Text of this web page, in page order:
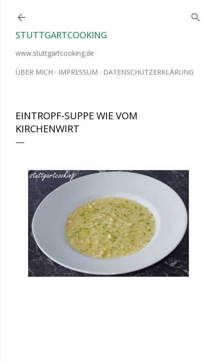
STUTTGARTCOOKING
www.stuttgartcooking.de
ÜBER MICH IMPRESSUM DATENSCHUTZERKLÄRUNG
EINTROPF-SUPPE WIE VOM
KIRCHENWIRT